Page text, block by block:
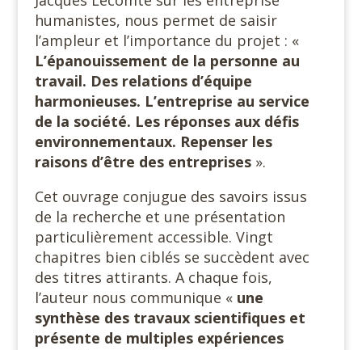
humanistes, nous permet de saisir
l’ampleur et l’importance du projet : «
L’épanouissement de la personne au
travail. Des relations d’équipe
harmonieuses. L’entreprise au service
de la société. Les réponses aux défis
environnementaux. Repenser les
raisons d’être des entreprises ».
Cet ouvrage conjugue des savoirs issus
de la recherche et une présentation
particulièrement accessible. Vingt
chapitres bien ciblés se succèdent avec
des titres attirants. A chaque fois,
l’auteur nous communique « une
synthèse des travaux scientifiques et
présente de multiples expériences